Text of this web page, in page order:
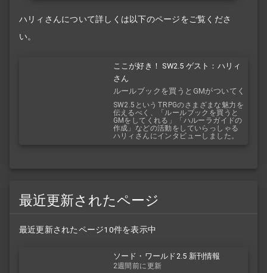
ハリィさんについて詳しくは以下のページをご覧くださ
い。
ここが好き！ SW2.5 ゲスト：ハリィ
さん
ルールブックを買うとGMがついてく
る！？
SW2.5というTRPGのさまざまな魅力を
伝えるべく、「ルールブックを買うと
GMをしてくれる」「ハルーラガイドの
作成」などの活動をしていらっしゃる
ハリィさんにインタビューしました。
最近更新されたページ
最近更新されたページ10件を表示中
ソード・ワールド2.5 新刊情報
2週間前に更新